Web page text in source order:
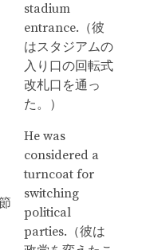
stadium
entrance.（彼
はスタジアムの
入り口の回転式
改札口を通っ
た。）
He was
considered a
turncoat for
switching
political
parties.（彼は